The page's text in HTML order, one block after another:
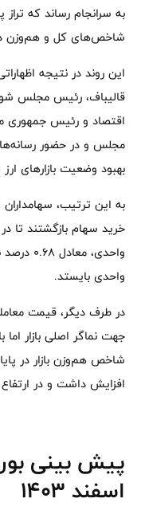
به سرانجام رساند که
شاخص‌های کل و هم‌وزن
این روند در نتیجه
قالیباف، رئیس مجلس
اقتصاد و رئیس
مجلس و در حضور
بهبود وضعیت بازارهای
به این ترتیب،
واحدی بایستد.
در طرف دیگر، قیمت
جهت نماگر اصلی بازار
افزایش داشت و در ارتفاع 832 هزار واحد قرار گرفت.
اسفند 1403